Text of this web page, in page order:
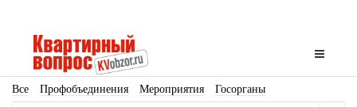
Все Профобъединения Мероприятия Госорганы